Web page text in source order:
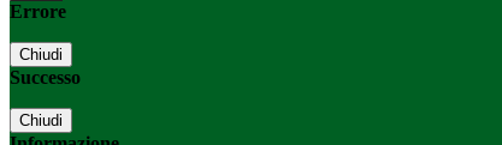
Errore
Chiudi
Successo
Chiudi